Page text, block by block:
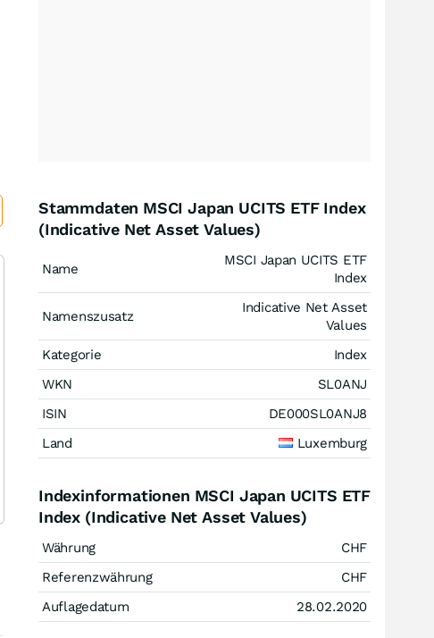
Stammdaten MSCI Japan UCITS ETF Index
(Indicative Net Asset Values)
Name
MSCI Japan UCITS ETF
Index
Namenszusatz
Indicative Net Asset
Values
Kategorie
Index
WKN
SL0ANJ
ISIN
DE000SL0ANJ8
Land
Luxemburg
Indexinformationen MSCI Japan UCITS ETF
Index (Indicative Net Asset Values)
Währung
CHF
Referenzwährung
CHF
Auflagedatum
28.02.2020